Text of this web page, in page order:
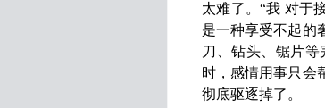
太难了。“我 对于
是一种享受不起的
刀、钻头、锯片
时，感情用事只会
彻底驱逐掉了。